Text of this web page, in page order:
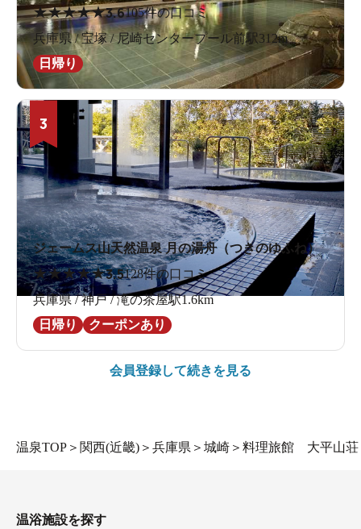
★★★★★3.6105件の口コミ
兵庫県 / 宝塚 / 尼崎センタープール前駅312m
日帰り
3
ジェームス山天然温泉 月の湯舟（つきのゆふね）
★★★★★3.5128件の口コミ
兵庫県 / 神戸 / 滝の茶屋駅1.6km
日帰り
クーポンあり
会員登録して続きを見る
温泉TOP ＞ 関西(近畿) ＞ 兵庫県 ＞ 城崎 ＞ 料理旅館 大平山荘
温浴施設を探す